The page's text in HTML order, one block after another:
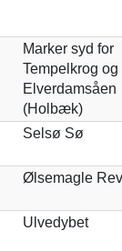
Marker syd for
Tempelkrog og
Elverdamsåen
(Holbæk)
Selsø Sø
Ølsemagle
Ulvedybet